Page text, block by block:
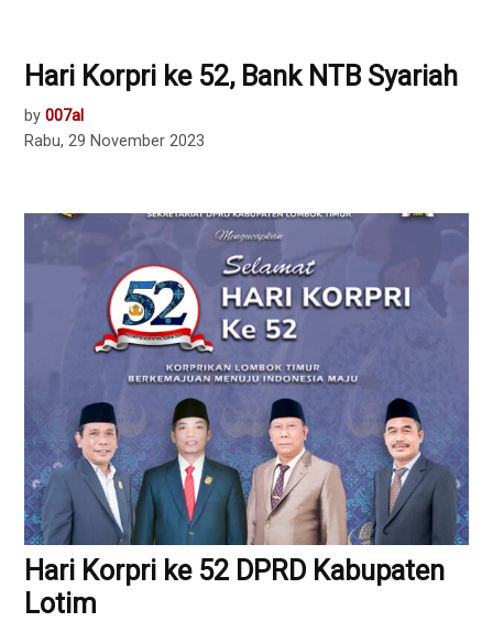
Hari Korpri ke 52, Bank NTB Syariah
by 007al
Rabu, 29 November 2023
Hari Korpri ke 52 DPRD Kabupaten
Lotim